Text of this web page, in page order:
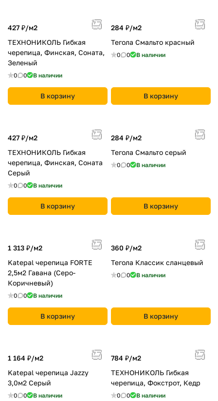
427 ₽/м2
ТЕХНОНИКОЛЬ Гибкая
черепица, Финская, Соната,
Зеленый
0 0 В наличии
В корзину
284 ₽/м2
Тегола Смальто красный
0 0 В наличии
В корзину
427 ₽/м2
ТЕХНОНИКОЛЬ Гибкая
черепица, Финская, Соната
Серый
0 0 В наличии
В корзину
284 ₽/м2
Тегола Смальто серый
0 0 В наличии
В корзину
1 313 ₽/м2
Katepal черепица FORTE
2,5м2 Гавана (Серо-
Коричневый)
0 0 В наличии
В корзину
360 ₽/м2
Тегола Классик сланцевый
0 0 В наличии
В корзину
1 164 ₽/м2
Katepal черепица Jazzy
3,0м2 Серый
0 0 В наличии
784 ₽/м2
ТЕХНОНИКОЛЬ Гибкая
черепица, Фокстрот, Кедр
0 0 В наличии